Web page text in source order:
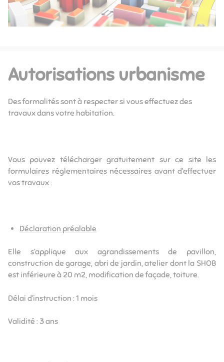
Autorisations urbanisme
Des formalités sont à respecter si vous effectuez des
travaux dans votre habitation.
Vous pouvez télécharger gratuitement sur ce site les
formulaires réglementaires nécessaires avant d’effectuer
vos travaux :
Déclaration préalable
Elle s’applique aux agrandissements de pavillon,
construction de garage, abri de jardin, atelier dont la SHOB
est inférieure à 20 m2, modification de façade, toiture.
Délai d’instruction : 1 mois
Validité : 3 ans